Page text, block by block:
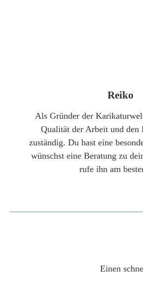
Reiko
Als Gründer der
Qualität der Arbeit und den
zuständig. Du hast eine
wünschst eine Beratung zu
rufe ihn am
Einen